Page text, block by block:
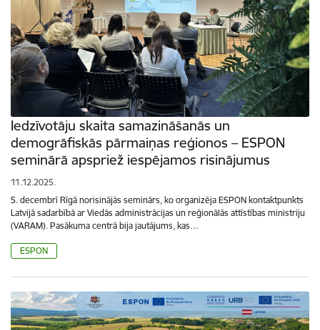
Iedzīvotāju skaita samazināšanās un
demogrāfiskās pārmaiņas reģionos – ESPON
seminārā apspriež iespējamos risinājumus
11.12.2025.
5. decembrī Rīgā norisinājās seminārs, ko organizēja ESPON kontaktpunkts
Latvijā sadarbībā ar Viedās administrācijas un reģionālās attīstības ministriju
(VARAM). Pasākuma centrā bija jautājums, kas…
ESPON